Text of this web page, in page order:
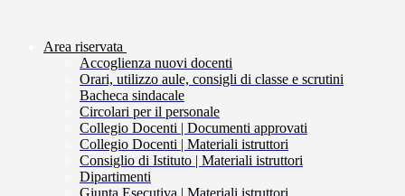
Area riservata
Accoglienza nuovi docenti
Orari, utilizzo aule, consigli di classe e scrutini
Bacheca sindacale
Circolari per il personale
Collegio Docenti | Documenti approvati
Collegio Docenti | Materiali istruttori
Consiglio di Istituto | Materiali istruttori
Dipartimenti